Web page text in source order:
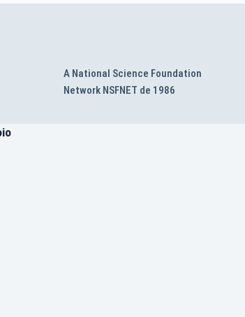
A National Science Foundation
Network NSFNET de 1986